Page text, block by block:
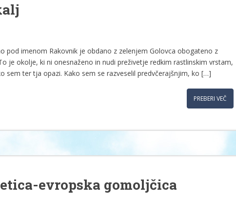
pod imenom Rakovnik je obdano z zelenjem Golovca obogateno z
je okolje, ki ni onesnaženo in nudi preživetje redkim rastlinskim vrstam,
sem ter tja opazi. Kako sem se razveselil predvčerajšnjim, ko […]
PREBERI VEČ
evropska gomoljčica